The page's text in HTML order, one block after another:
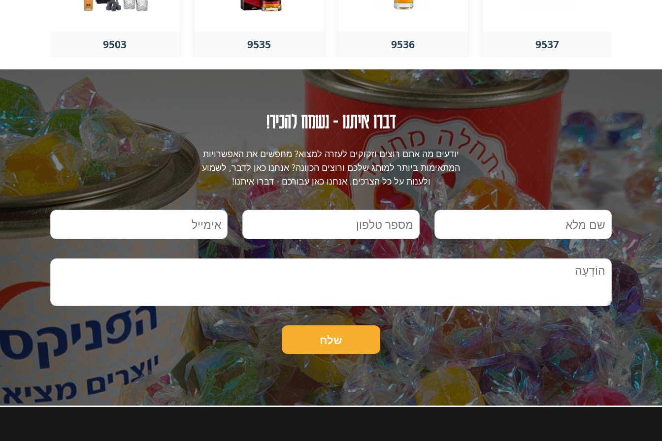
9537
9536
9535
9503
דברו איתנו - נשמח להכיר!
יודעים מה אתם רוצים וזקוקים לעזרה למצוא? מחפשים את האפשרויות
המתאימות ביותר למותג שלכם ורוצים הכוונה? אנחנו כאן לדבר, לשמוע
ולענות על כל הצרכים. אנחנו כאן עבורכם - דברו איתנו!